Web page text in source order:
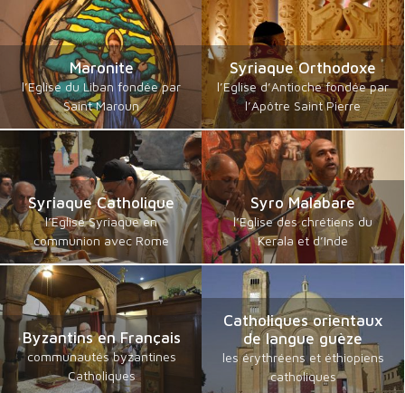
Maronite
l’Eglise du Liban fondée par
Saint Maroun
Syriaque Orthodoxe
l’Eglise d’Antioche fondée par
l’Apôtre Saint Pierre
Syriaque Catholique
l’Eglise Syriaque en
communion avec Rome
Syro Malabare
l’Eglise des chrétiens du
Kerala et d’Inde
Byzantins en Français
communautés byzantines
Catholiques
Catholiques orientaux
de langue guèze
les érythréens et éthiopiens
catholiques